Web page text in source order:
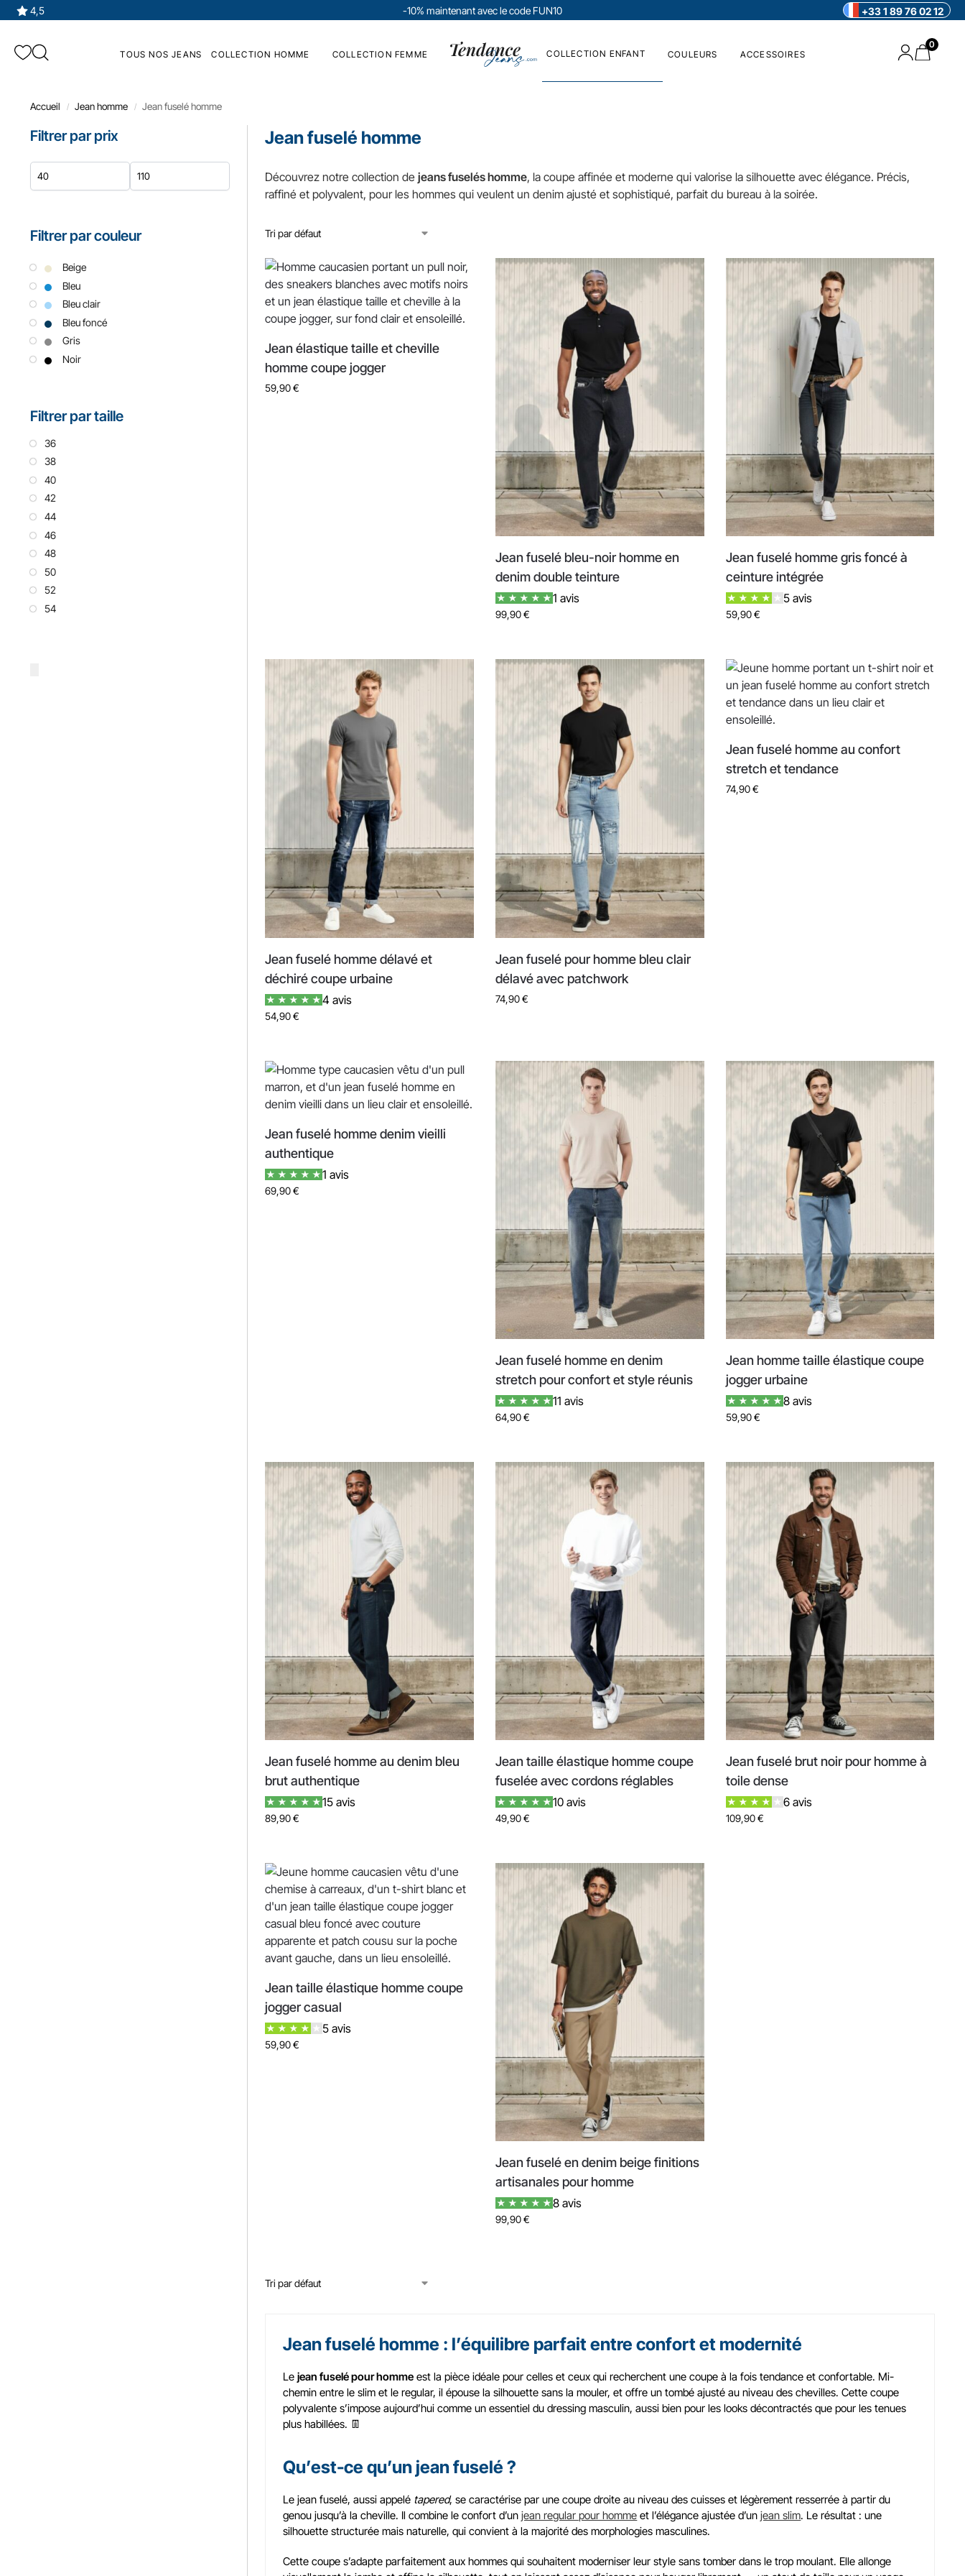
4,5 -10% maintenant avec le code FUN10 +33 1 89 76 02 12
TOUS NOS JEANS COLLECTION HOMME COLLECTION FEMME COLLECTION ENFANT COULEURS ACCESSOIRES
0
Accueil / Jean homme​ / Jean fuselé homme
Jean fuselé homme
Découvrez notre collection dejeans fuselés homme, la coupe affinée et moderne qui valorise la silhouette avec élégance. Précis,
raffiné et polyvalent, pour les hommes qui veulent un denim ajusté et sophistiqué, parfait du bureau à la soirée.
Jean élastique taille et cheville
homme coupe jogger
59,90€
Jean fuselé bleu-noir homme en
denim double teinture
1 avis
99,90€
Jean fuselé homme gris foncé à
ceinture intégrée
5 avis
59,90€
Jean fuselé homme délavé et
déchiré coupe urbaine
4 avis
54,90€
Jean fuselé pour homme bleu clair
délavé avec patchwork
74,90€
Jean fuselé homme au confort
stretch et tendance
74,90€
Jean fuselé homme denim vieilli
authentique
1 avis
69,90€
Jean fuselé homme en denim
stretch pour confort et style réunis
11 avis
64,90€
Jean homme taille élastique coupe
jogger urbaine
8 avis
59,90€
Jean fuselé homme au denim bleu
brut authentique
15 avis
89,90€
Jean taille élastique homme coupe
fuselée avec cordons réglables
10 avis
49,90€
Jean fuselé brut noir pour homme à
toile dense
6 avis
109,90€
Jean taille élastique homme coupe
jogger casual
5 avis
59,90€
Jean fuselé en denim beige finitions
artisanales pour homme
8 avis
99,90€
Jean fuselé homme : l’équilibre parfait entre confort et modernité
Lejean fuselé pour homme est la pièce idéale pour celles et ceux qui recherchent une coupe à la fois tendance et confortable. Mi-
chemin entre le slim et le regular, il épouse la silhouette sans la mouler, et offre un tombé ajusté au niveau des chevilles. Cette coupe
polyvalente s’impose aujourd’hui comme un essentiel du dressing masculin, aussi bien pour les looks décontractés que pour les tenues
plus habillées. 👖
Qu’est-ce qu’un jean fuselé ?
Le jean fuselé, aussi appelé tapered, se caractérise par une coupe droite au niveau des cuisses et légèrement resserrée à partir du
genou jusqu’à la cheville. Il combine le confort d’unjean regular pour homme et l’élégance ajustée d’unjean slim. Le résultat : une
silhouette structurée mais naturelle, qui convient à la majorité des morphologies masculines.
Cette coupe s’adapte parfaitement aux hommes qui souhaitent moderniser leur style sans tomber dans le trop moulant. Elle allonge
Filtrer par prix
Filtrer par couleur
Beige
Bleu
Bleu clair
Bleu foncé
Gris
Noir
Filtrer par taille
36
38
40
42
44
46
48
50
52
54